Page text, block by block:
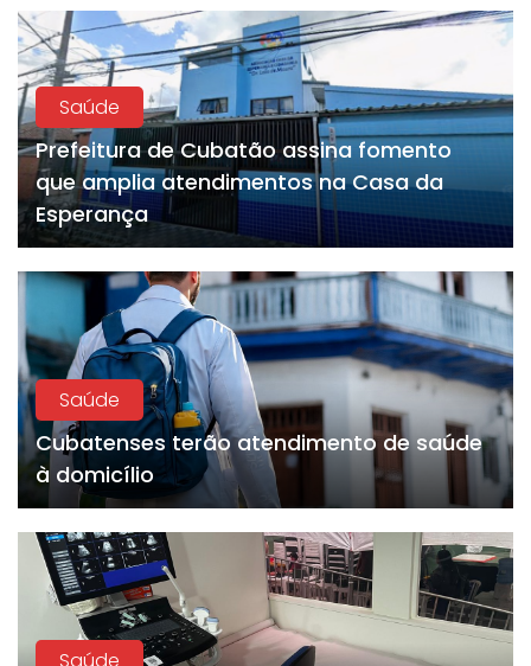
Saúde
Prefeitura de Cubatão assina fomento
que amplia atendimentos na Casa da
Esperança
Saúde
Cubatenses terão atendimento de saúde
à domicílio